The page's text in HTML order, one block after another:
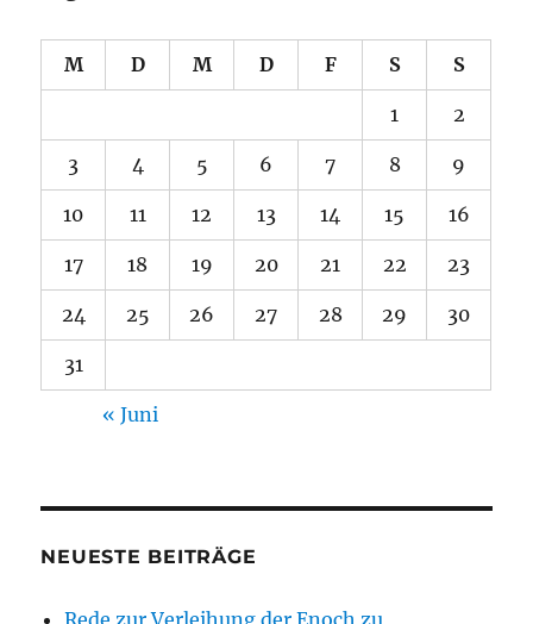
M D M D F S S
1 2
3 4 5 6 7 8 9
10 11 12 13 14 15 16
17 18 19 20 21 22 23
24 25 26 27 28 29 30
31
« Juni
NEUESTE BEITRÄGE